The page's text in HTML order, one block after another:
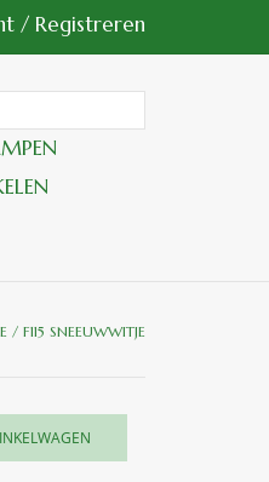
/ Registreren
/ F115 SNEEUWWITJE